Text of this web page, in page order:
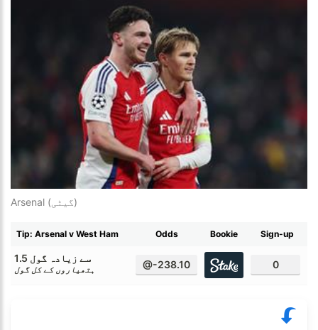
Arsenal (گیٹی)
Tip: Arsenal v West Ham Odds Bookie Sign-up
1.5 سے زیادہ گول
ہتھیاروں کے کل گول @-238.10 0